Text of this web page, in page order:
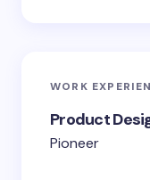
WORK
Product
Pioneer